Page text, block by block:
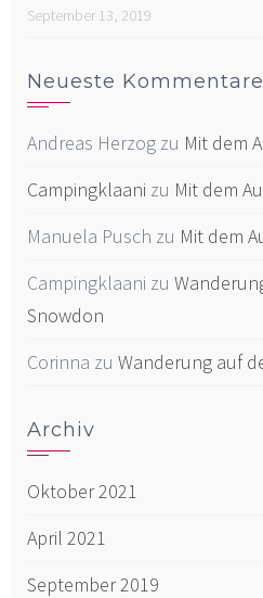
September 13, 2019
Neueste Kommentare
Andreas Herzog zu Mit dem
Campingklaani zu Mit dem
Manuela Pusch zu Mit dem
Campingklaani zu
Snowdon
Corinna zu Wanderung auf
Archiv
Oktober 2021
April 2021
September 2019